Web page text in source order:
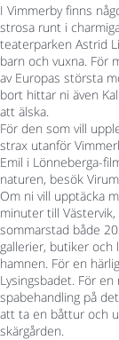
I Vimmerby finns
strosa runt i
teaterparken Astrid
barn och vuxna. För
av Europas största
bort hittar ni även
att älska.
För den som vill
strax utanför
Emil i Lönneberga-
naturen, besök
Om ni vill upptäcka
minuter till
sommarstad både
gallerier, butiker och
hamnen. För en
Lysingsbadet. För
spabehandling på
att ta en båttur och
skärgården.